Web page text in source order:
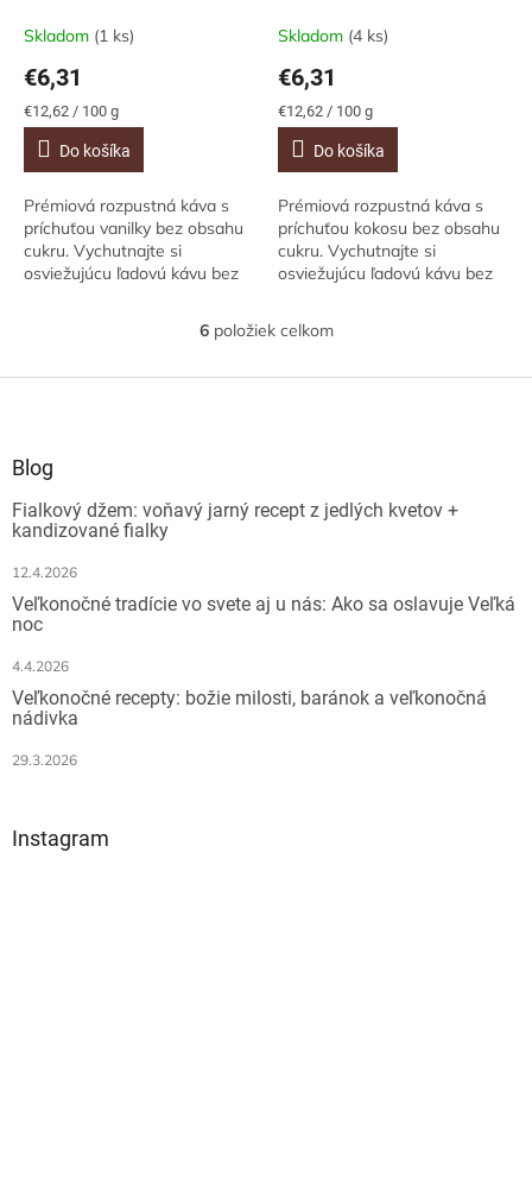
Skladom (1 ks)
€6,31
Jednotková
cena:
€12,62 / 100 g
Do košíka
Prémiová rozpustná káva s
príchuťou vanilky bez obsahu
cukru. Vychutnajte si
osviežujúcu ľadovú kávu bez
Skladom (4 ks)
€6,31
Jednotková
cena:
€12,62 / 100 g
Do košíka
Prémiová rozpustná káva s
príchuťou kokosu bez obsahu
cukru. Vychutnajte si
osviežujúcu ľadovú kávu bez
cukru a laktózy- vegetarian
friendly-...
O
l
e
k
p
6položiek celkom
Blog
Fialkový džem: voňavý jarný recept z jedlých kvetov +
kandizované fialky
12.4.2026
Veľkonočné tradície vo svete aj u nás: Ako sa oslavuje Veľká
noc
4.4.2026
Veľkonočné recepty: božie milosti, baránok a veľkonočná
nádivka
29.3.2026
Instagram